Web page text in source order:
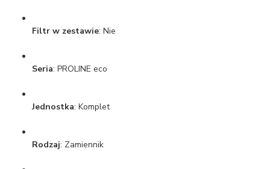
Filtr w zestawie: Nie
Seria: PROLINE eco
Jednostka: Komplet
Rodzaj: Zamiennik